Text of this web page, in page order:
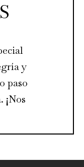
y
paso